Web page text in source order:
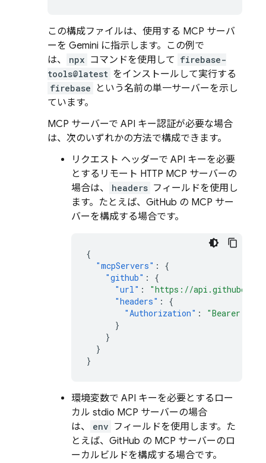
この構成ファイルは、使用する MCP サーバ
ーを Gemini に指示します。この例で
は、
npx コマンドを使用して firebase-
tools@latest をインストールして実行する
firebase
という名前の単一サーバーを示し
ています。
MCP サーバーで API キー認証が必要な場合
は、次のいずれかの方法で構成できます。
リクエスト ヘッダーで API キーを必要
とするリモート HTTP MCP サーバーの
場合は、
headers フィールドを使用し
ます。たとえば、GitHub の MCP サー
バーを構成する場合です。
{
"mcpServers" :
{
"github" :
{
"url" :
"https://
"headers" :
{
"Authorization" :
"Bearer
}
}
}
}
環境変数で API キーを必要とするロー
カル stdio MCP サーバーの場合
は、
env フィールドを使用します。た
とえば、GitHub の MCP サーバーのロ
ーカルビルドを構成する場合です。